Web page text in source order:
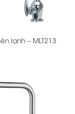
lạnh – MLT213